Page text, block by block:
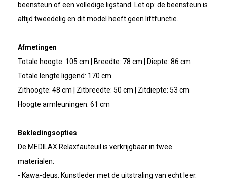
beensteun of een volledige ligstand. Let op: de beensteun is
altijd tweedelig en dit model heeft geen liftfunctie.
Afmetingen
Totale hoogte: 105 cm | Breedte: 78 cm | Diepte: 86 cm
Totale lengte liggend: 170 cm
Zithoogte: 48 cm | Zitbreedte: 50 cm | Zitdiepte: 53 cm
Hoogte armleuningen: 61 cm
Bekledingsopties
De MEDILAX Relaxfauteuil is verkrijgbaar in twee
materialen:
- Kawa-deus: Kunstleder met de uitstraling van echt leer.